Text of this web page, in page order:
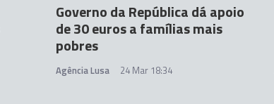
Governo da República dá apoio
de 30 euros a famílias mais
pobres
Agência Lusa 24 Mar 18:34